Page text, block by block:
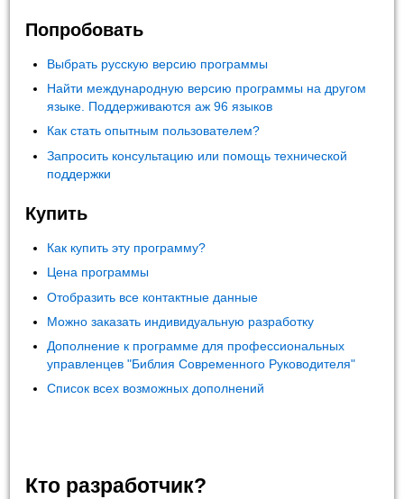
Попробовать
Выбрать русскую версию программы
Найти международную версию программы на другом
языке. Поддерживаются аж 96 языков
Как стать опытным пользователем?
Запросить консультацию или помощь технической
поддержки
Купить
Как купить эту программу?
Цена программы
Отобразить все контактные данные
Можно заказать индивидуальную разработку
Дополнение к программе для профессиональных
управленцев "Библия Современного Руководителя"
Список всех возможных дополнений
Кто разработчик?